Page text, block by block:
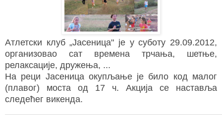
Атлетски клуб „Јасеница" је у суботу 29.09.2012,
организовао сат времена трчања, шетње,
релаксације, дружења, ...
На реци Јасеница окупљање је било код малог
(плавог) моста од 17 ч. Акција се наставља
следећег викенда.